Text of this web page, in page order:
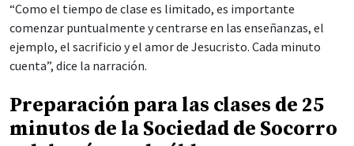
“Como el tiempo de clase es limitado, es importante
comenzar puntualmente y centrarse en las enseñanzas, el
ejemplo, el sacrificio y el amor de Jesucristo. Cada minuto
cuenta”, dice la narración.
Preparación para las clases de 25
minutos de la Sociedad de Socorro